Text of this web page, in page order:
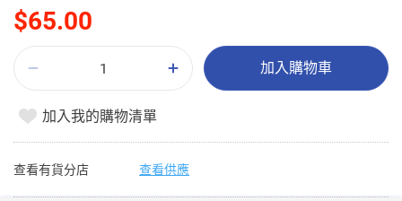
$65.00
加入購物車
加入我的購物清單
查看有貨分店 查看供應